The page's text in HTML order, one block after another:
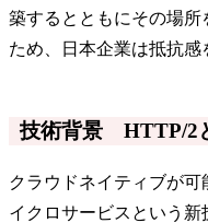
築するとともにその場所
ため、日本企業は抵抗感
技術背景 HTTP/2
クラウドネイティブが
イクロサービスという